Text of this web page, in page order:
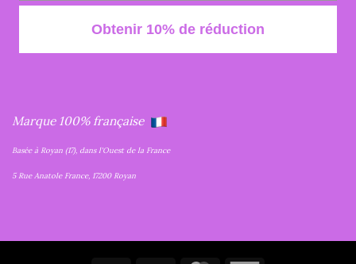
Obtenir 10% de réduction
Marque 100% française
Basée à Royan (17), dans l'Ouest de la France
5 Rue Anatole France, 17200 Royan